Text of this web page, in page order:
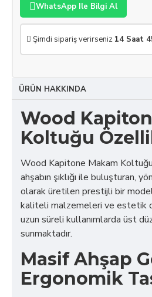
WhatsApp Ile Bilgi Al
Şimdi sipariş verirseniz 14 Saat
ÜRÜN HAKKINDA
Wood
Koltuğu
Wood Kapitone Makam
ahşabın şıklığı ile buluşturan,
olarak üretilen prestijli bir
kaliteli malzemeleri ve estetik
uzun süreli kullanımlarda üst
sunmaktadır.
Masif Ahşap
Ergonomik